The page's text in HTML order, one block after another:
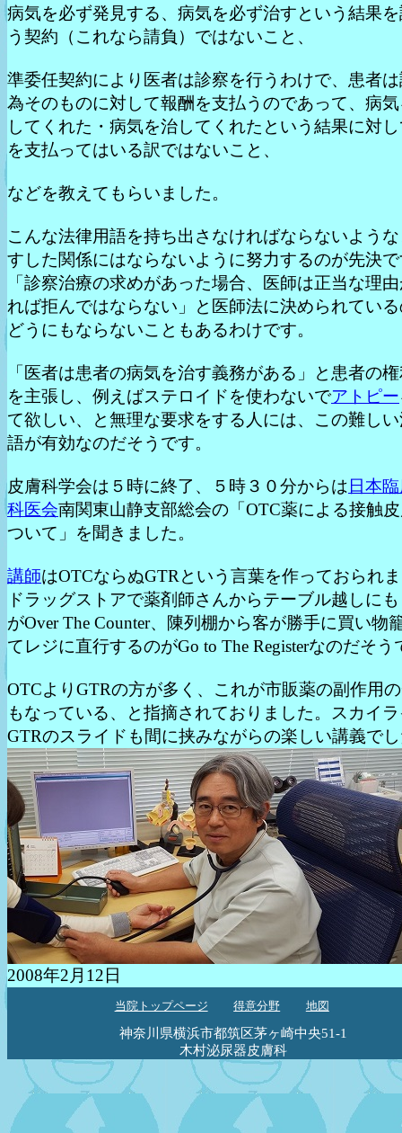
病気を必ず発見する、病気を必ず治すという結果
う契約（これなら請負）ではないこと、
準委任契約により医者は診察を行うわけで、患者
為そのものに対して報酬を支払うのであって、病
してくれた・病気を治してくれたという結果に対
を支払ってはいる訳ではないこと、
などを教えてもらいました。
こんな法律用語を持ち出さなければならないよう
すした関係にはならないように努力するのが先決
「診察治療の求めがあった場合、医師は正当な理
れば拒んではならない」と医師法に決められてい
どうにもならないこともあるわけです。
「医者は患者の病気を治す義務がある」と患者の
を主張し、例えばステロイドを使わないでアトピー
て欲しい、と無理な要求をする人には、この難し
語が有効なのだそうです。
皮膚科学会は５時に終了、５時３０分からは日本
科医会南関東山静支部総会の「OTC薬による接触
ついて」を聞きました。
講師はOTCならぬGTRという言葉を作っておられ
ドラッグストアで薬剤師さんからテーブル越しに
がOver The Counter、陳列棚から客が勝手に買い物
てレジに直行するのがGo to The Registerなのだそう
OTCよりGTRの方が多く、これが市販薬の副作用
もなっている、と指摘されておりました。スカイ
GTRのスライドも間に挟みながらの楽しい講義で
2008年2月12日
当院トップページ 得意分野 地図
神奈川県横浜市都筑区茅ヶ崎中央51-1
木村泌尿器皮膚科